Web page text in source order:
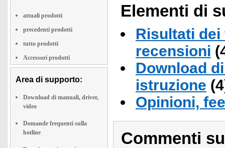
attuali prodotti
precedenti prodotti
tutto prodotti
Accessori prodotti
Area di supporto:
Download di manuali, driver,
video
Domande frequenti sulla
hotline
Elementi di
Risultati
recensioni
Download
istruzione
Opinioni,
Commenti